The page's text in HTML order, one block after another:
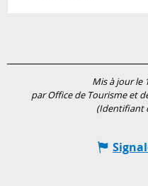
Mis à jour le
par Office de Tourisme et
(Identifiant